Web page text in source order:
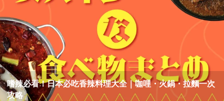
嗜辣必看！日本必吃香辣料理大全｜咖哩・火鍋・拉麵一次
攻略